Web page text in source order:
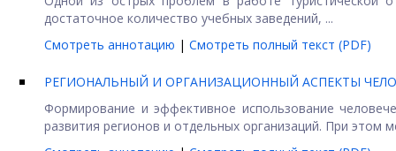
достаточное количество учебных заведений, ...
Смотреть аннотацию | Смотреть полный текст (PDF)
РЕГИОНАЛЬНЫЙ И ОРГАНИЗАЦИОННЫЙ АСПЕКТЫ
Формирование и эффективное использование
развития регионов и отдельных организаций. При этом